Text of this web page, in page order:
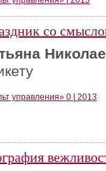
со
управления» 0 | 2013